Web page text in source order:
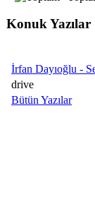
Konuk Yazılar
İrfan Dayıoğlu -
drive
Bütün Yazılar